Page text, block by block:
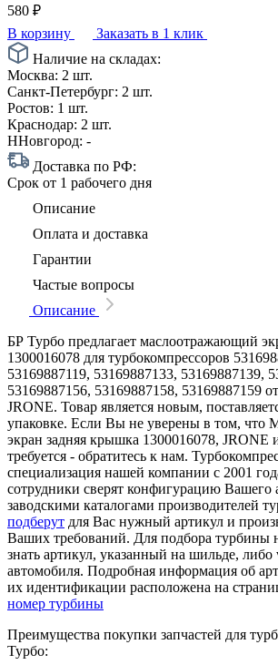
580 ₽
В корзину
Заказать в 1 клик
Наличие на складах:
Москва: 2 шт.
Санкт-Петербург: 2 шт.
Ростов: 1 шт.
Краснодар: 2 шт.
ННовгород: -
Доставка по РФ:
Срок от 1 рабочего дня
Описание
Оплата и доставка
Гарантии
Частые вопросы
Описание
БР Турбо предлагает маслоотражающий
1300016078 для турбокомпрессоров
53169887119, 53169887133, 53169887139,
53169887156, 53169887158, 53169887159
JRONE. Товар является новым,
упаковке. Если Вы не уверены в том, что
экран задняя крышка 1300016078, JRONE
требуется - обратитесь к нам.
специализация нашей компании с 2001
сотрудники сверят конфигурацию Вашего
заводскими каталогами производителей
подберут для Вас нужный артикул и
Ваших требований. Для подбора турбины
знать артикул, указанный на шильде,
автомобиля. Подробная информация об
их идентификации расположена на
номер турбины
Преимущества покупки запчастей для
Турбо: